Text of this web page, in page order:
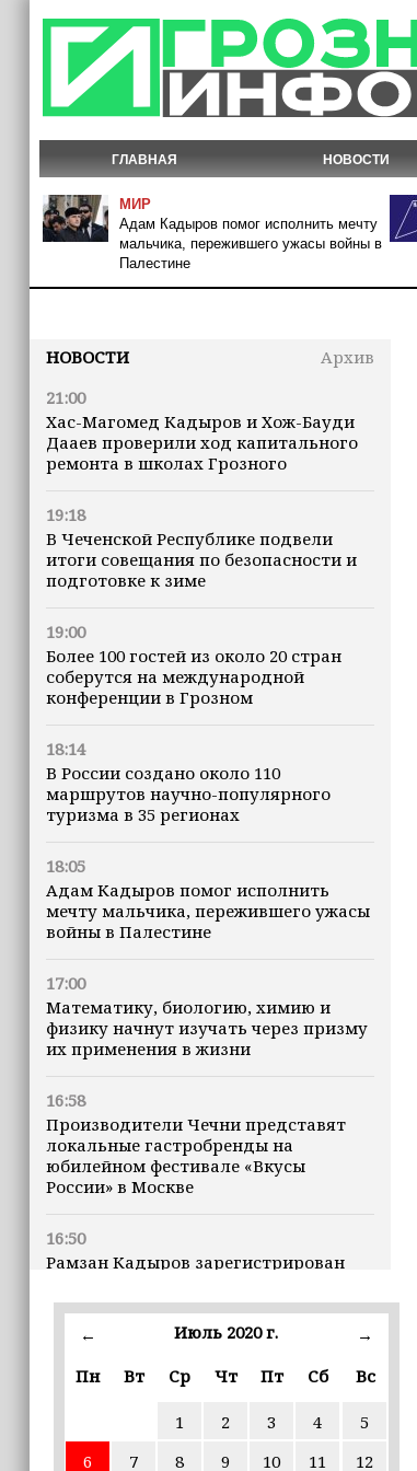
ГЛАВНАЯ НОВОСТИ
МИР
Адам Кадыров помог исполнить мечту
мальчика, пережившего ужасы войны в
Палестине
НОВОСТИ
Архив
21:00
Хас-Магомед Кадыров и Хож-Бауди
Дааев проверили ход капитального
ремонта в школах Грозного
19:18
В Чеченской Республике подвели
итоги совещания по безопасности и
подготовке к зиме
19:00
Более 100 гостей из около 20 стран
соберутся на международной
конференции в Грозном
18:14
В России создано около 110
маршрутов научно-популярного
туризма в 35 регионах
18:05
Адам Кадыров помог исполнить
мечту мальчика, пережившего ужасы
войны в Палестине
17:00
Математику, биологию, химию и
физику начнут изучать через призму
их применения в жизни
16:58
Производители Чечни представят
локальные гастробренды на
юбилейном фестивале «Вкусы
России» в Москве
16:50
Рамзан Кадыров зарегистрирован
16:47
землетрясения, рассказала
← Июль 2020 г.
→
Пн
Вт Ср Чт Пт Сб Вс
1 2 3 4
5
6
7 8 9 10 11 12